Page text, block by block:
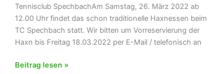
Tennisclub SpechbachAm Samstag, 26. März 2022 ab
12.00 Uhr findet das schon traditionelle Haxnessen beim
TC Spechbach statt. Wir bitten um Vorreservierung der
Haxn bis Freitag 18.03.2022 per E-Mail / telefonisch an
TC
Beitrag lesen »